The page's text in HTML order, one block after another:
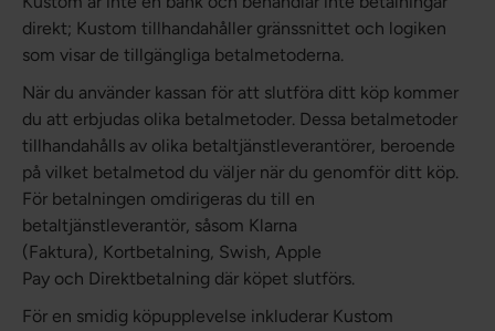
direkt; Kustom tillhandahåller gränssnittet och logiken
som visar de tillgängliga betalmetoderna.
När du använder kassan för att slutföra ditt köp kommer
du att erbjudas olika betalmetoder. Dessa betalmetoder
tillhandahålls av olika betaltjänstleverantörer, beroende
på vilket betalmetod du väljer när du genomför ditt köp.
För betalningen omdirigeras du till en
betaltjänstleverantör, såsom Klarna
(Faktura), Kortbetalning, Swish, Apple
Pay och Direktbetalning där köpet slutförs.
För en smidig köpupplevelse inkluderar Kustom